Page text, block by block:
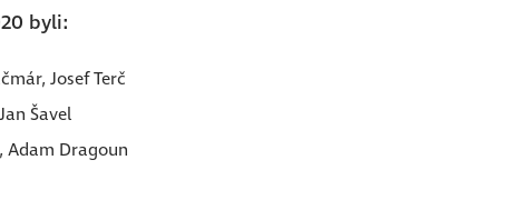
byli:
Josef Terč
Šavel
Adam Dragoun